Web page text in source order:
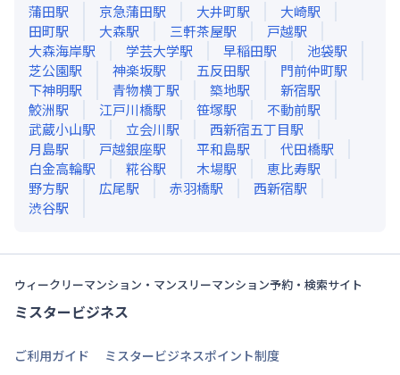
蒲田駅 京急蒲田駅 大井町駅 大崎駅
田町駅 大森駅 三軒茶屋駅 戸越駅
大森海岸駅 学芸大学駅 早稲田駅 池袋駅
芝公園駅 神楽坂駅 五反田駅 門前仲町駅
下神明駅 青物横丁駅 築地駅 新宿駅
鮫洲駅 江戸川橋駅 笹塚駅 不動前駅
武蔵小山駅 立会川駅 西新宿五丁目駅
月島駅 戸越銀座駅 平和島駅 代田橋駅
白金高輪駅 糀谷駅 木場駅 恵比寿駅
野方駅 広尾駅 赤羽橋駅 西新宿駅
渋谷駅
ウィークリーマンション・マンスリーマンション予約・検索サイト
ミスタービジネス
ご利用ガイド ミスタービジネスポイント制度